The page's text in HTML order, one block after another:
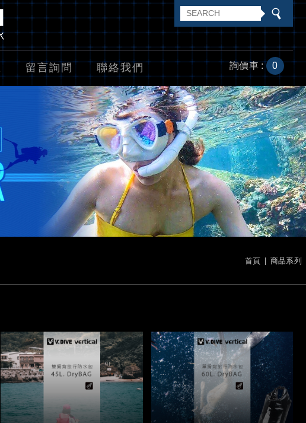
留言詢問 聯絡我們 詢價車 : 0
首頁 商品系列